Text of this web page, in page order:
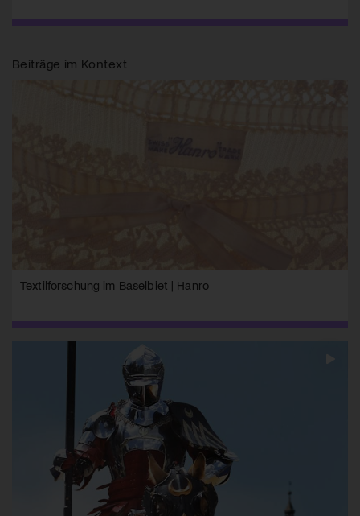
Beiträge im Kontext
Textilforschung im Baselbiet | Hanro